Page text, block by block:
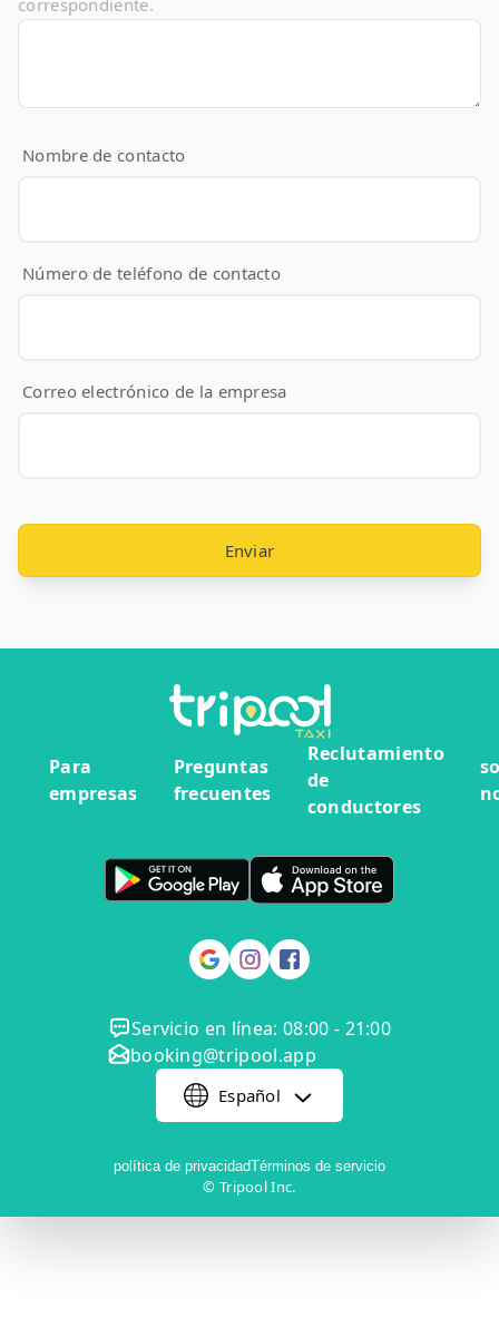
correspondiente.
Nombre de contacto
Número de teléfono de contacto
Correo electrónico de la empresa
Enviar
Para
empresas
Preguntas
frecuentes
Reclutamiento
de
conductores
Servicio en línea: 08:00 - 21:00
booking@tripool.app
Español
política de privacidadTérminos de servicio
© Tripool Inc.